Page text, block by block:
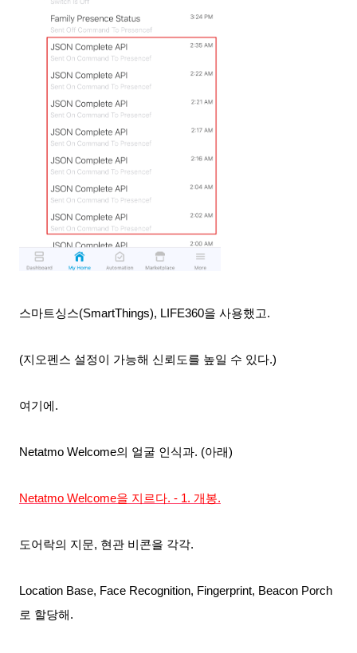
스마트싱스(SmartThings), LIFE360을 사용했고.
(지오펜스 설정이 가능해 신뢰도를 높일 수 있다.)
여기에.
Netatmo Welcome의 얼굴 인식과. (아래)
Netatmo Welcome을 지르다. - 1. 개봉.
도어락의 지문, 현관 비콘을 각각.
Location Base, Face Recognition, Fingerprint, Beacon Porch
로 할당해.